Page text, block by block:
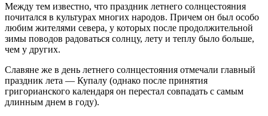
Между тем известно, что праздник летнего солнцестояния
почитался в культурах многих народов. Причем он был особо
любим жителями севера, у которых после продолжительной
зимы поводов радоваться солнцу, лету и теплу было больше,
чем у других.
Славяне же в день летнего солнцестояния отмечали главный
праздник лета — Купалу (однако после принятия
григорианского календаря он перестал совпадать с самым
длинным днем в году).